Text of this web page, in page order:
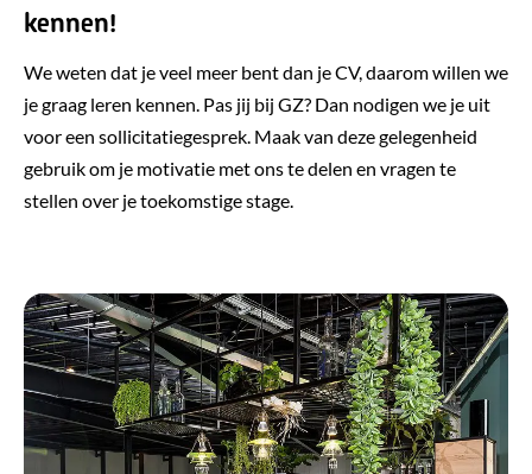
kennen!
We weten dat je veel meer bent dan je CV, daarom willen we
je graag leren kennen. Pas jij bij GZ? Dan nodigen we je uit
voor een sollicitatiegesprek. Maak van deze gelegenheid
gebruik om je motivatie met ons te delen en vragen te
stellen over je toekomstige stage.